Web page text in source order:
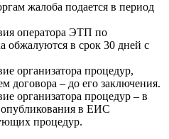
жалоба подается в период
оператора ЭТП по
обжалуются в срок 30 дней с
организатора процедур,
договора – до его заключения.
организатора процедур – в
опубликования в ЕИС
процедур.